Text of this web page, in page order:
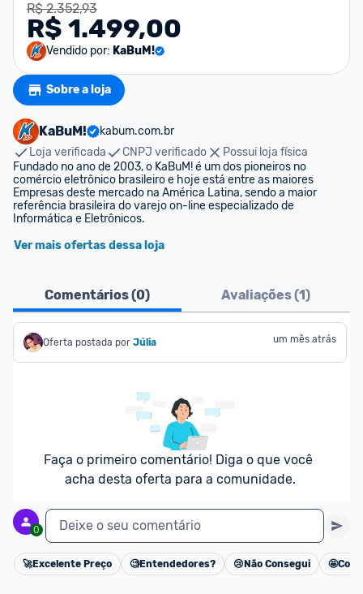
R$ 2.352,93
R$ 1.499,00
Vendido por: KaBuM!
Sobre a loja
KaBuM!
kabum.com.br
Loja verificada
CNPJ verificado
Possui loja física
Fundado no ano de 2003, o KaBuM! é um dos pioneiros no
comércio eletrônico brasileiro e hoje está entre as maiores
Empresas deste mercado na América Latina, sendo a maior
referência brasileira do varejo on-line especializado de
Informática e Eletrônicos.
Ver mais ofertas dessa loja
Comentários (0) Avaliações (1)
Oferta postada por Júlia um mês atrás
Faça o primeiro comentário! Diga o que você
acha desta oferta para a comunidade.
0 Deixe o seu comentário
Cancelar
🚀Excelente Preço 🧐Entendedores? 😢 Não Consegui 🤩